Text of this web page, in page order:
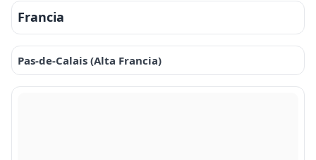
Francia
Pas-de-Calais (Alta Francia)